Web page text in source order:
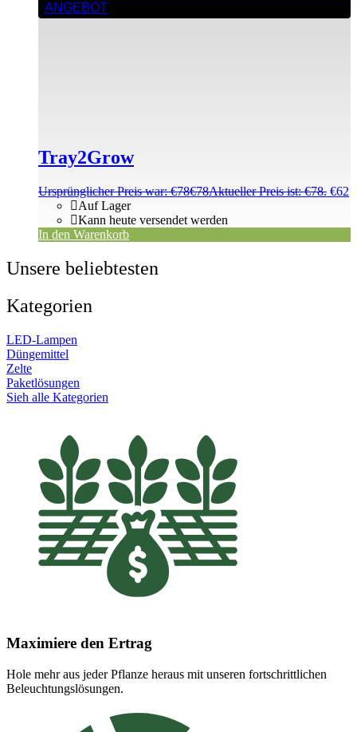
ANGEBOT
Tray2Grow
Ursprünglicher Preis war: €78€78Aktueller Preis ist: €78. €62
Auf Lager
Kann heute versendet werden
In den Warenkorb
Unsere beliebtesten
Kategorien
LED-Lampen
Düngemittel
Zelte
Paketlösungen
Sieh alle Kategorien
Maximiere den Ertrag
Hole mehr aus jeder Pflanze heraus mit unseren fortschrittlichen
Beleuchtungslösungen.